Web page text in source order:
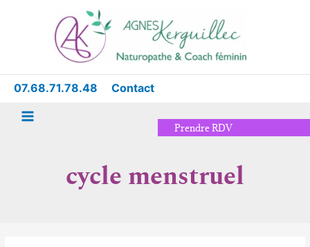
07.68.71.78.48 Contact
Menu
Prendre RDV
cycle menstruel